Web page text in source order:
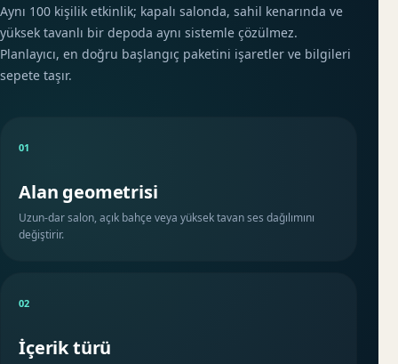
Aynı 100 kişilik etkinlik; kapalı salonda, sahil kenarında ve
yüksek tavanlı bir depoda aynı sistemle çözülmez.
Planlayıcı, en doğru başlangıç paketini işaretler ve bilgileri
sepete taşır.
01
Alan geometrisi
Uzun-dar salon, açık bahçe veya yüksek tavan ses dağılımını
değiştirir.
02
İçerik türü